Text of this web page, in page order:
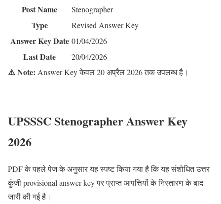
Post Name Stenographer
Type Revised Answer Key
Answer Key Date 01/04/2026
Last Date 20/04/2026
⚠️ Note: Answer Key केवल 20 अप्रैल 2026 तक उपलब्ध है।
UPSSSC Stenographer Answer Key
2026
PDF के पहले पेज के अनुसार यह स्पष्ट किया गया है कि यह संशोधित उत्तर
कुंजी provisional answer key पर प्राप्त आपत्तियों के निस्तारण के बाद
जारी की गई है।